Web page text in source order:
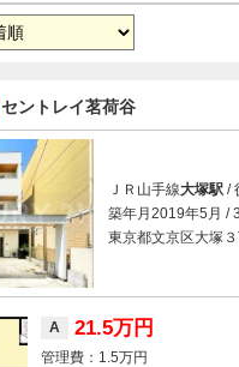
セントレイ茗荷谷
ＪＲ山手線大塚駅 /
築年月2019年5月 /
東京都文京区大塚３
A 21.5万円
1.5万円